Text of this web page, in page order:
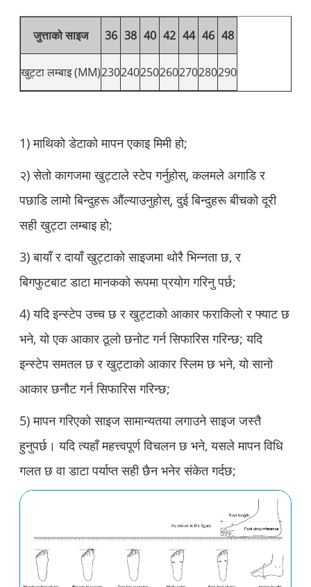
जुत्ताको साइज 36 38 40 42 44 46 48
खुट्टा लम्बाइ (MM)230240250260270280290
1) माथिको डेटाको मापन एकाइ मिमी हो;
२) सेतो कागजमा खुट्टाले स्टेप गर्नुहोस्, कलमले अगाडि र
पछाडि लामो बिन्दुहरू औंल्याउनुहोस्, दुई बिन्दुहरू बीचको दूरी
सही खुट्टा लम्बाइ हो;
3) बायाँ र दायाँ खुट्टाको साइजमा थोरै भिन्नता छ, र
बिगफुटबाट डाटा मानकको रूपमा प्रयोग गरिनु पर्छ;
4) यदि इन्स्टेप उच्च छ र खुट्टाको आकार फराकिलो र फ्याट छ
भने, यो एक आकार ठूलो छनोट गर्न सिफारिस गरिन्छ; यदि
इन्स्टेप समतल छ र खुट्टाको आकार स्लिम छ भने, यो सानो
आकार छनौट गर्न सिफारिस गरिन्छ;
5) मापन गरिएको साइज सामान्यतया लगाउने साइज जस्तै
हुनुपर्छ। यदि त्यहाँ महत्त्वपूर्ण विचलन छ भने, यसले मापन विधि
गलत छ वा डाटा पर्याप्त सही छैन भनेर संकेत गर्दछ;